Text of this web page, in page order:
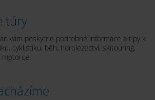
túry
vám poskytne podrobné informace a tipy k
cyklistiku, běh, horolezectví, skitouring,